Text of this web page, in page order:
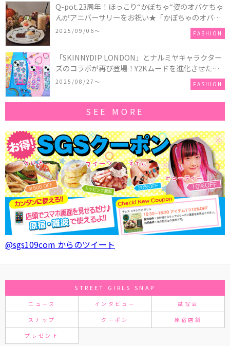
Q-pot.23周年！ほっこり“かぼちゃ“姿のオバケちゃ
んがアニバーサリーをお祝い★「かぼちゃのオバケ
ーキアクセサリー」が新発売！Q-pot CAFE.では
「かぼちゃのオバケーキプレート」も登場
2025/09/06〜 FASHION
「SKINNYDIP LONDON」とナルミヤキャラクター
ズのコラボが再び登場！Y2Kムードを進化させた新
作コレクションを発売♪
2025/08/27〜 FASHION
SEE MORE
@sgs109com からのツイート
STREET GIRLS SNAP
ニュース インタビュー 試写会
スナップ クーポン 原宿店舗
プレゼント